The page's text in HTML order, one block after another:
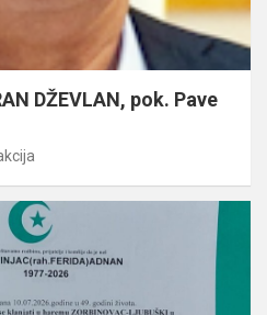
DŽEVLAN, pok. Pave